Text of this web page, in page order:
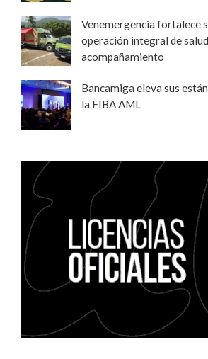
Venemergencia fortalece
operación integral de
acompañamiento
Bancamiga eleva sus
la FIBA AML